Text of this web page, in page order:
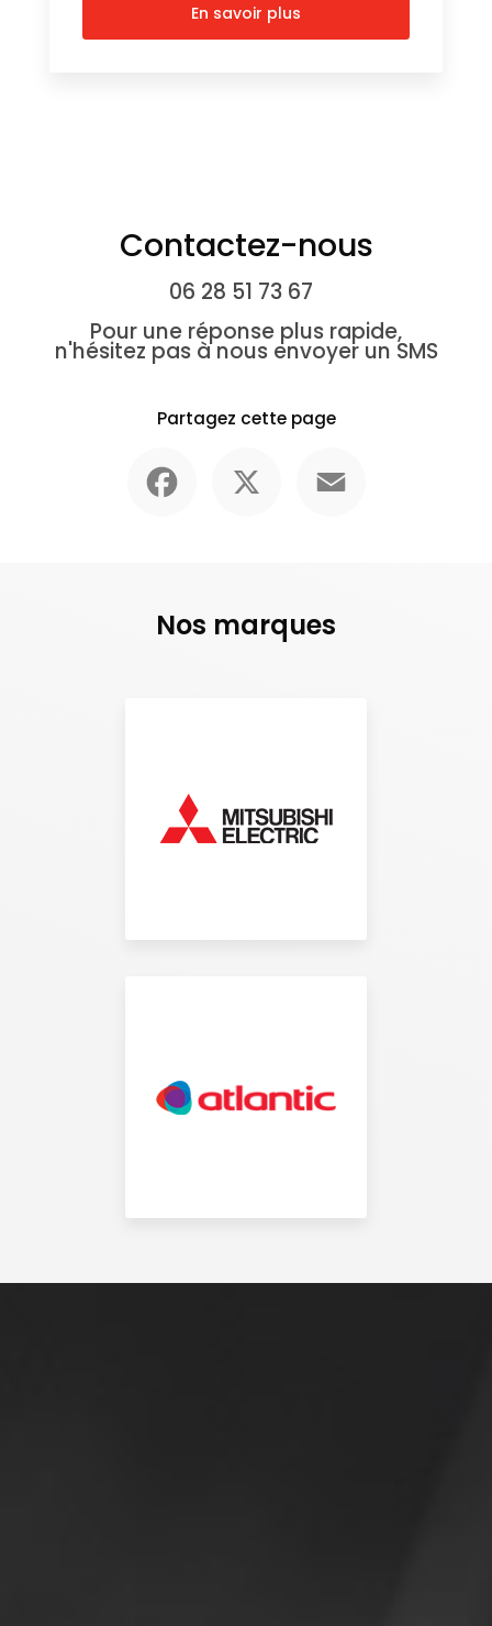
En savoir plus
Contactez-nous
06 28 51 73 67
Pour une réponse plus rapide,
n'hésitez pas à nous envoyer un SMS
Partagez cette page
Nos marques